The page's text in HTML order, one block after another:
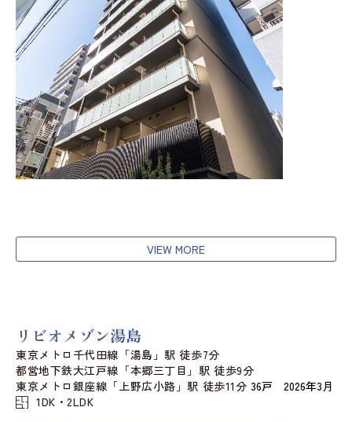
VIEW MORE
リビオメゾン湯島
東京メトロ千代田線「湯島」駅 徒歩7分
都営地下鉄大江戸線「本郷三丁目」駅 徒歩9分
東京メトロ銀座線「上野広小路」駅 徒歩11分 36戸 2026年3月
1DK・2LDK